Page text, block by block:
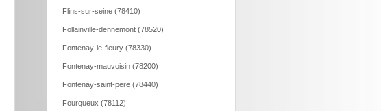
Flins-sur-seine (78410)
Follainville-dennemont (78520)
Fontenay-le-fleury (78330)
Fontenay-mauvoisin (78200)
Fontenay-saint-pere (78440)
Fourqueux (78112)